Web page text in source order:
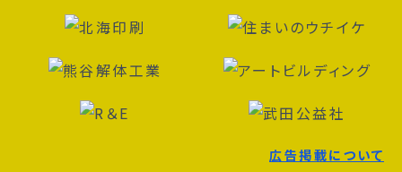
広告掲載について